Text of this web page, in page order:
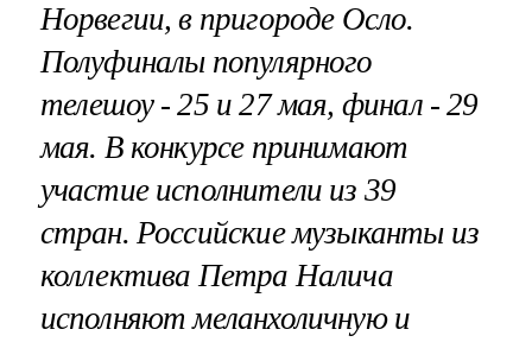
Норвегии, в пригороде Осло.
Полуфиналы популярного
телешоу - 25 и 27 мая, финал - 29
мая. В конкурсе принимают
участие исполнители из 39
стран. Российские музыканты из
коллектива Петра Налича
исполняют меланхоличную и